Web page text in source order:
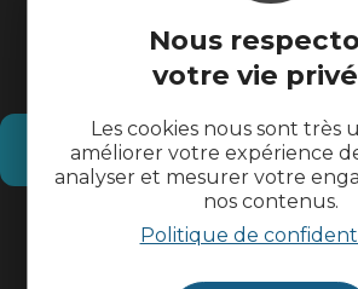
Nous
votre vie
Les cookies nous sont très
améliorer votre expérience
analyser et mesurer votre
nos contenus.
Politique de
Comment venir ?
Informations